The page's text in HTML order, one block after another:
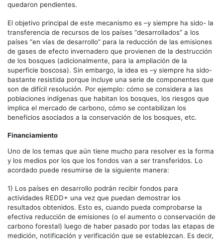
quedaron pendientes.
El objetivo principal de este mecanismo es –y siempre ha sido- la
transferencia de recursos de los países “desarrollados” a los
países “en vías de desarrollo” para la reducción de las emisiones
de gases de efecto invernadero que provienen de la destrucción
de los bosques (adicionalmente, para la ampliación de la
superficie boscosa). Sin embargo, la idea es –y siempre ha sido-
bastante resistida porque incluye una serie de componentes que
son de difícil resolución. Por ejemplo: cómo se considera a las
poblaciones indígenas que habitan los bosques, los riesgos que
implica el mercado de carbono, cómo se contabilizan los
beneficios asociados a la conservación de los bosques, etc.
Financiamiento
Uno de los temas que aún tiene mucho para resolver es la forma
y los medios por los que los fondos van a ser transferidos. Lo
acordado puede resumirse de la siguiente manera:
1) Los países en desarrollo podrán recibir fondos para
actividades REDD+ una vez que puedan demostrar los
resultados obtenidos. Esto es, cuando pueda comprobarse la
efectiva reducción de emisiones (o el aumento o conservación de
carbono forestal) luego de haber pasado por todas las etapas de
medición, notificación y verificación que se establezcan. Es decir,